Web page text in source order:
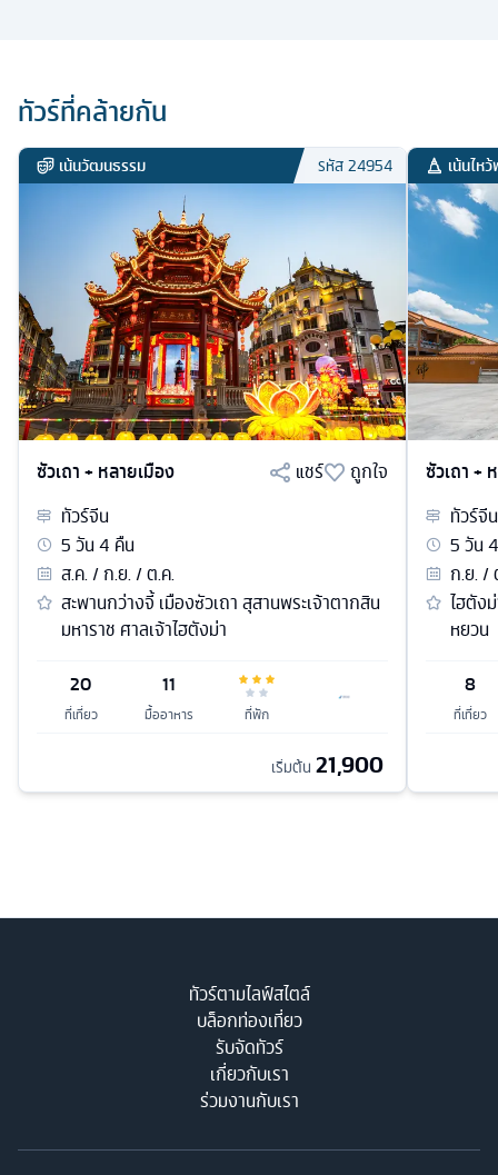
ทัวร์ที่คล้ายกัน
เน้นวัฒนธรรม รหัส24954
ซัวเถา + หลายเมือง แชร์
ถูกใจ
ทัวร์จีน
5วัน4 คืน
ส.ค. / ก.ย. / ต.ค.
สะพานกว่างจี้ เมืองซัวเถา สุสานพระเจ้าตากสิน
มหาราช ศาลเจ้าไฮตังม่า
20
ที่เที่ยว
11
มื้ออาหาร ที่พัก
เริ่มต้น 21,900
เน้นไห
ซัวเถา +
ทัวร์จีน
5วัน4
ก.ย. /
ไฮตัง
หยวน
8
ที่เที่ยว
ทัวร์ตามไลฟ์สไตล์
บล็อกท่องเที่ยว
รับจัดทัวร์
เกี่ยวกับเรา
ร่วมงานกับเรา